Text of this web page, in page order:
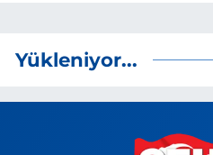
Yükleniyor...